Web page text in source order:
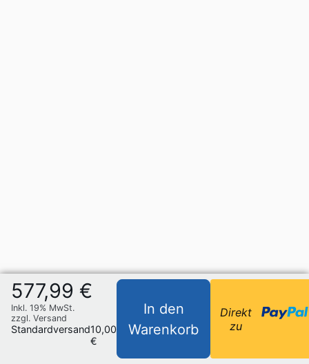
577,99 €
Inkl. 19% MwSt.
zzgl. Versand
Standardversand10,00
€
In den
Warenkorb
Direkt
zu